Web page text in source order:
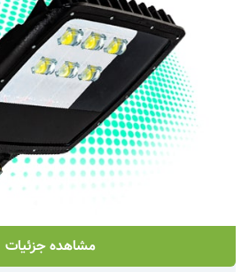
مشاهده جزئیات